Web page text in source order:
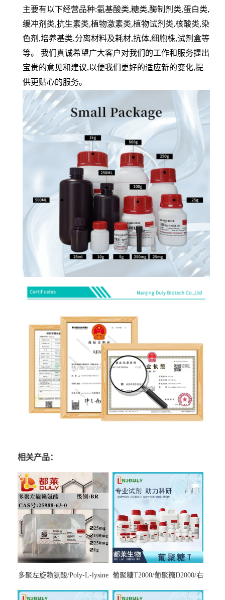
主要有以下经营品种:氨基酸类,糖类,酶制剂类,蛋白类,
缓冲剂类,抗生素类,植物激素类,植物试剂类,核酸类,染
色剂,培养基类,分离材料及耗材,抗体,细胞株,试剂盒等
等。 我们真诚希望广大客户对我们的工作和服务提出
宝贵的意见和建议,以便我们更好的适应新的变化,提
供更贴心的服务。
相关产品：
多聚左旋赖氨酸/Poly-L-lysine 葡聚糖T2000/葡聚糖D2000/右